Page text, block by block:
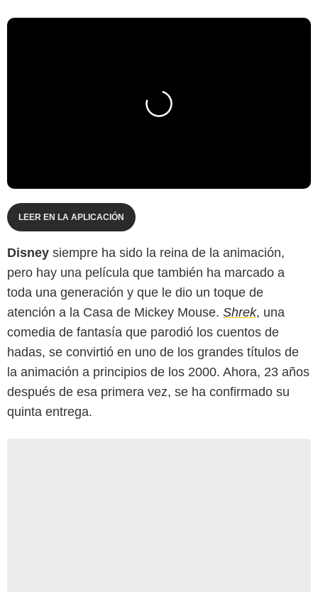
LEER EN LA APLICACIÓN
Disney siempre ha sido la reina de la animación,
pero hay una película que también ha marcado a
toda una generación y que le dio un toque de
atención a la Casa de Mickey Mouse. Shrek, una
comedia de fantasía que parodió los cuentos de
hadas, se convirtió en uno de los grandes títulos de
la animación a principios de los 2000. Ahora, 23 años
después de esa primera vez, se ha confirmado su
quinta entrega.